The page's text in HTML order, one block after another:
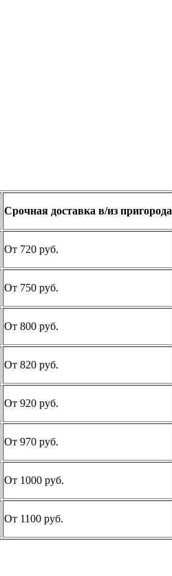
Срочная доставка в/из пригорода
От 720 руб.
От 750 руб.
От 800 руб.
От 820 руб.
От 920 руб.
От 970 руб.
От 1000 руб.
От 1100 руб.